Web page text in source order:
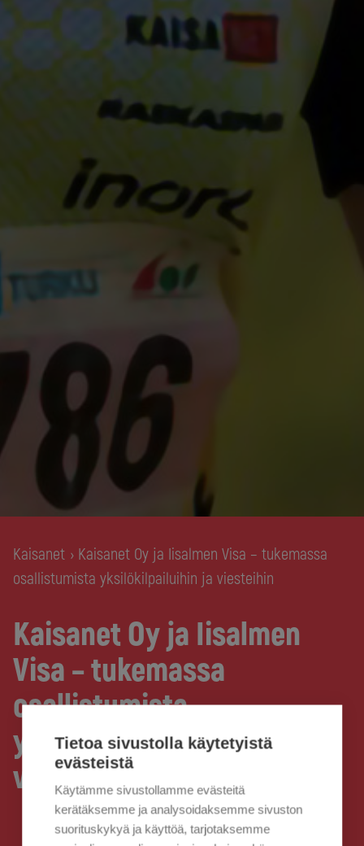
Kaisanet › Kaisanet Oy ja Iisalmen Visa – tukemassa
osallistumista yksilökilpailuihin ja viesteihin
Kaisanet Oy ja Iisalmen
Visa – tukemassa
osallistumista
yksilökilpailuihin ja
viesteihin
Tietoa sivustolla käytetyistä
evästeistä
Käytämme sivustollamme evästeitä
kerätäksemme ja analysoidaksemme sivuston
suorituskykyä ja käyttöä, tarjotaksemme